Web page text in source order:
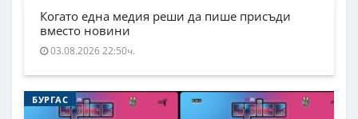
Когато една медия реши да пише присъди
вместо новини
03.08.2026 22:50ч.
БУРГАС